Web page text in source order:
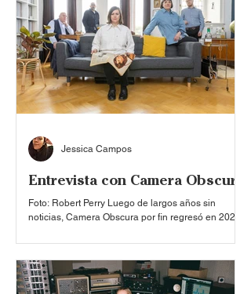
corto y extenso. En estos demuestra la versatilidad
que tiene con su instrumento que la caracteriza: la
guitarra. Además, su carrera continúa
Entrevista con Camera Obscura
Foto: Robert Perry Luego de largos años sin
noticias, Camera Obscura por fin regresó en 2024
escenarios — para ofrecer una serie de
presentaciones, entre las que se encuentran un
concierto en el Gran Forum Coyoacán de la
Ciudad de México, que propició que pudiéramos
Jessica Campos